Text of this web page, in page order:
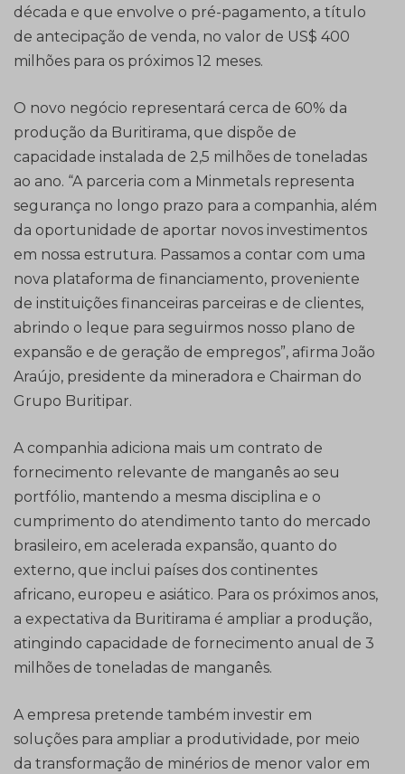
década e que envolve o pré-pagamento, a título
de antecipação de venda, no valor de US$ 400
milhões para os próximos 12 meses.
O novo negócio representará cerca de 60% da
produção da Buritirama, que dispõe de
capacidade instalada de 2,5 milhões de toneladas
ao ano. “A parceria com a Minmetals representa
segurança no longo prazo para a companhia, além
da oportunidade de aportar novos investimentos
em nossa estrutura. Passamos a contar com uma
nova plataforma de financiamento, proveniente
de instituições financeiras parceiras e de clientes,
abrindo o leque para seguirmos nosso plano de
expansão e de geração de empregos”, afirma João
Araújo, presidente da mineradora e Chairman do
Grupo Buritipar.
A companhia adiciona mais um contrato de
fornecimento relevante de manganês ao seu
portfólio, mantendo a mesma disciplina e o
cumprimento do atendimento tanto do mercado
brasileiro, em acelerada expansão, quanto do
externo, que inclui países dos continentes
africano, europeu e asiático. Para os próximos anos,
a expectativa da Buritirama é ampliar a produção,
atingindo capacidade de fornecimento anual de 3
milhões de toneladas de manganês.
A empresa pretende também investir em
soluções para ampliar a produtividade, por meio
da transformação de minérios de menor valor em